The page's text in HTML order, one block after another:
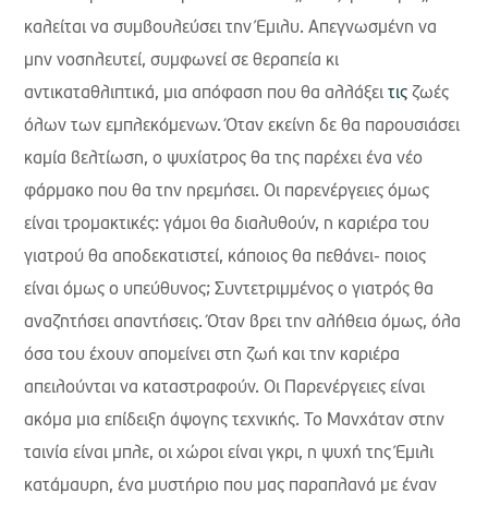
καλείται να συμβουλεύσει την Έμιλυ. Απεγνωσμένη να
μην νοσηλευτεί, συμφωνεί σε θεραπεία κι
αντικαταθλιπτικά, μια απόφαση που θα αλλάξειτις ζωές
όλων των εμπλεκόμενων. Όταν εκείνη δε θα παρουσιάσει
καμία βελτίωση, ο ψυχίατρος θα της παρέχει ένα νέο
φάρμακο που θα την ηρεμήσει. Οι παρενέργειες όμως
είναι τρομακτικές: γάμοι θα διαλυθούν, η καριέρα του
γιατρού θα αποδεκατιστεί, κάποιος θα πεθάνει- ποιος
είναι όμως ο υπεύθυνος; Συντετριμμένος ο γιατρός θα
αναζητήσει απαντήσεις. Όταν βρει την αλήθεια όμως, όλα
όσα του έχουν απομείνει στη ζωή και την καριέρα
απειλούνται να καταστραφούν. Οι Παρενέργειες είναι
ακόμα μια επίδειξη άψογης τεχνικής. Το Μανχάταν στην
ταινία είναι μπλε, οι χώροι είναι γκρι, η ψυχή της Έμιλι
κατάμαυρη, ένα μυστήριο που μας παραπλανά με έναν